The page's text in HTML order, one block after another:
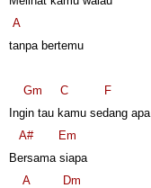
A
tanpa bertemu
Gm C
F
Ingin tau kamu sedang apa
A#
Em
Bersama siapa
A
Dm